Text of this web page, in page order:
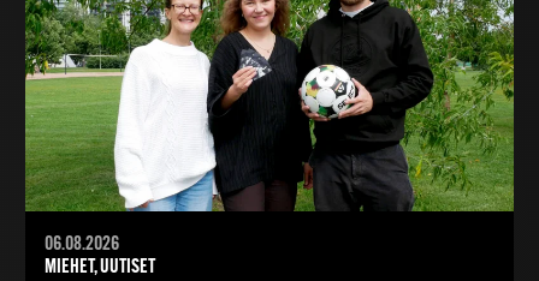
06.08.2026
MIEHET, UUTISET